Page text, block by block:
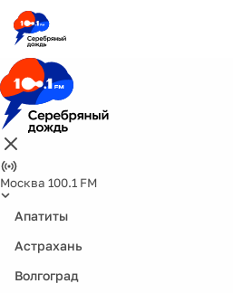
Москва 100.1 FM
Апатиты
Астрахань
Волгоград